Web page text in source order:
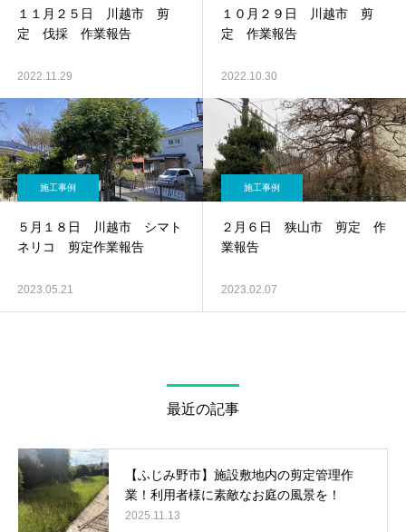
１１月２５日 川越市 剪
定 伐採 作業報告
2022.11.29
１０月２９日 川越市 剪
定 作業報告
2022.10.30
施工事例
５月１８日 川越市 シマト
ネリコ 剪定作業報告
2023.05.21
施工事例
２月６日 狭山市 剪定 作
業報告
2023.02.07
最近の記事
【ふじみ野市】施設敷地内の剪定管理作
業！利用者様に素敵なお庭の風景を！
2025.11.13